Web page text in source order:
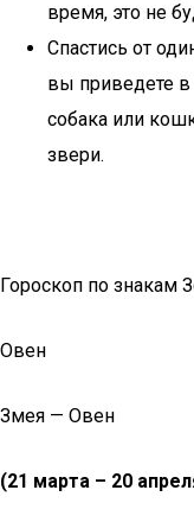
время, это не
Спастись от
вы приведете
собака или
звери.
Гороскоп по знакам
Овен
Змея — Овен
(21 марта – 20